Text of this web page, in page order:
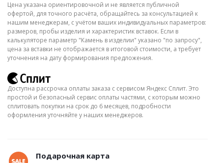
Цена указана ориентировочной и не является публичной
офертой, для точного расчёта, обращайтесь за консультацией к
нашим менеджерам, с учётом ваших индивидуальных параметров:
размеров, пробы изделия и характеристик вставок. Если в
калькуляторе параметр "Камень в изделии" указано "по запросу",
цена за вставки не отображается в итоговой стоимости, а требует
уточнения на дату формирования предложения.
Доступна рассрочка оплаты заказа с сервисом Яндекс Сплит. Это
простой и безопасный сервис оплаты частями, с которым можно
сплитовать покупки на срок до 6 месяцев, подробности
оформления уточняйте у наших менеджеров.
Подарочная карта